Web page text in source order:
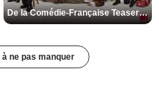
De la Comédie-Française Teaser VF
ne pas manquer